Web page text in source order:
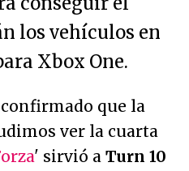
los vehículos en
Xbox One.
que la
ver la cuarta
' sirvió a Turn 10